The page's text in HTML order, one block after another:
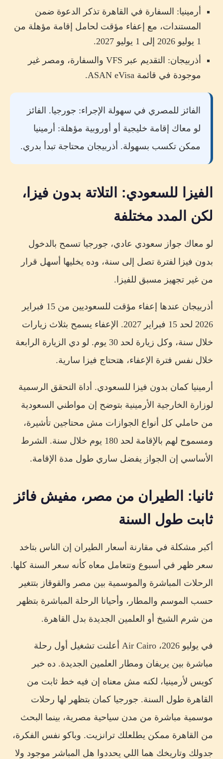
أرمينيا: السفارة في القاهرة تذكر الدعوة ضمن
المستندات، مع إعفاء مؤقت لحامل إقامة مؤهلة من
1 يوليو 2026 إلى 1 يوليو 2027.
أذربيجان: التقديم عبر VFS والسفارة، ومصر غير
موجودة في قائمة ASAN eVisa.
الفائز للمصري في سهولة الإجراء: جورجيا. الفائز
لو معاك إقامة خليجية أو أوروبية مؤهلة: أرمينيا
ممكن تكسب بسهولة. أذربيجان محتاجة تبدأ بدري.
الفيزا للسعودي: التلاتة بدون فيزا،
لكن المدد مختلفة
لو معاك جواز سعودي عادي، جورجيا تسمح بالدخول
بدون فيزا لفترة تصل إلى سنة، وده يخليها أسهل قرار
من غير تجهيز مسبق للفيزا.
أذربيجان عندها إعفاء مؤقت للسعوديين من 15 فبراير
2026 لحد 15 فبراير 2027. الإعفاء يسمح بثلاث زيارات
خلال سنة، وكل زيارة لحد 30 يوم. لو دي الزيارة الرابعة
خلال نفس فترة الإعفاء، هتحتاج فيزا سارية.
أرمينيا كمان بدون فيزا للسعودي. أداة التحقق الرسمية
لوزارة الخارجية الأرمينية بتوضح إن مواطني السعودية
من حاملي كل أنواع الجوازات مش محتاجين تأشيرة،
ومسموح لهم بالإقامة لحد 180 يوم خلال سنة. الشرط
الأساسي إن الجواز يفضل ساري طول مدة الإقامة.
ثانيا: الطيران من مصر، مفيش فائز
ثابت طول السنة
أكبر مشكلة في مقارنة أسعار الطيران إن الناس بتاخد
سعر ظهر في أسبوع وتتعامل معاه كأنه سعر السنة كلها.
الرحلات المباشرة والموسمية بين مصر والقوقاز بتتغير
حسب الموسم والمطار، وأحيانا الرحلة المباشرة بتظهر
من شرم الشيخ أو العلمين الجديدة بدل القاهرة.
في يوليو 2026، Air Cairo أعلنت تشغيل أول رحلة
مباشرة بين يريفان ومطار العلمين الجديدة. ده خبر
كويس لأرمينيا، لكنه مش معناه إن فيه خط ثابت من
القاهرة طول السنة. جورجيا كمان بتظهر لها رحلات
موسمية مباشرة من مدن سياحية مصرية، بينما البحث
من القاهرة ممكن يطلعلك ترانزيت. وباكو نفس الفكرة،
جدولك وتاريخك هما اللي يحددوا هل المباشر موجود ولا